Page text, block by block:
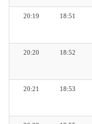
18:51
20:19
18:52
20:20
18:53
20:21